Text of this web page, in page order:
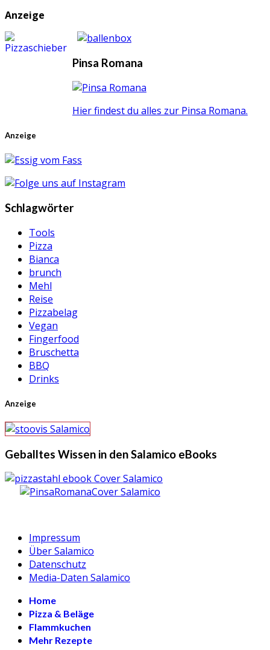
Anzeige
Pinsa Romana
Hier findest du alles zur Pinsa Romana.
Anzeige
Schlagwörter
Tools
Pizza
Bianca
brunch
Mehl
Reise
Pizzabelag
Vegan
Fingerfood
Bruschetta
BBQ
Drinks
Anzeige
Geballtes Wissen in den Salamico eBooks
Impressum
Über Salamico
Datenschutz
Media-Daten Salamico
Home
Pizza & Beläge
Flammkuchen
Mehr Rezepte